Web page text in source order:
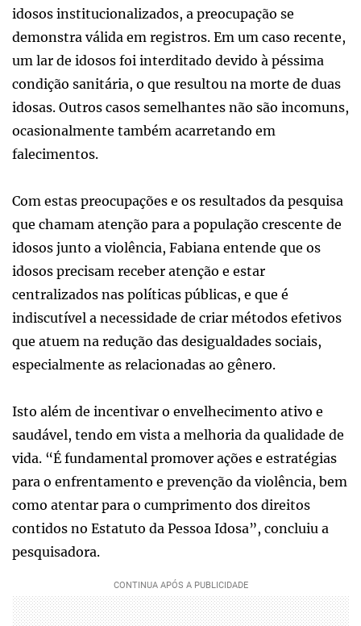
idosos institucionalizados, a preocupação se
demonstra válida em registros. Em um caso recente,
um lar de idosos foi interditado devido à péssima
condição sanitária, o que resultou na morte de duas
idosas. Outros casos semelhantes não são incomuns,
ocasionalmente também acarretando em
falecimentos.
Com estas preocupações e os resultados da pesquisa
que chamam atenção para a população crescente de
idosos junto a violência, Fabiana entende que os
idosos precisam receber atenção e estar
centralizados nas políticas públicas, e que é
indiscutível a necessidade de criar métodos efetivos
que atuem na redução das desigualdades sociais,
especialmente as relacionadas ao gênero.
Isto além de incentivar o envelhecimento ativo e
saudável, tendo em vista a melhoria da qualidade de
vida. “É fundamental promover ações e estratégias
para o enfrentamento e prevenção da violência, bem
como atentar para o cumprimento dos direitos
contidos no Estatuto da Pessoa Idosa”, concluiu a
pesquisadora.